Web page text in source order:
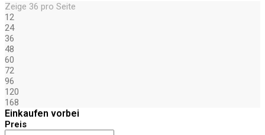
Zeige 36 pro Seite
12
24
36
48
60
72
96
120
168
Einkaufen vorbei
Preis